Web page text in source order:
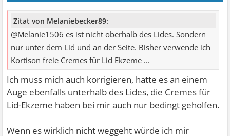
Zitat von Melaniebecker89:
@Melanie1506 es ist nicht oberhalb des Lides. Sondern
nur unter dem Lid und an der Seite. Bisher verwende ich
Kortison freie Cremes für Lid Ekzeme ...
Ich muss mich auch korrigieren, hatte es an einem
Auge ebenfalls unterhalb des Lides, die Cremes für
Lid-Ekzeme haben bei mir auch nur bedingt geholfen.
Wenn es wirklich nicht weggeht würde ich mir